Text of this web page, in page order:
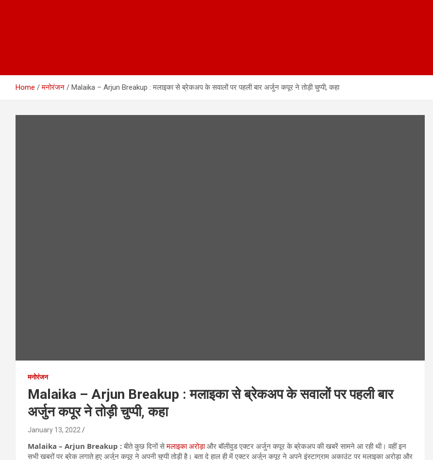
Home मनोरंजन Malaika – Arjun Breakup : मलाइका से ब्रेकअप के सवालों पर पहली बार अर्जुन कपूर ने तोड़ी चुप्पी, कहा
मनोरंजन
Malaika – Arjun Breakup : मलाइका से ब्रेकअप के सवालों पर पहली बार
अर्जुन कपूर ने तोड़ी चुप्पी, कहा
January 13, 2022
Malaika – Arjun Breakup :बीते कुछ दिनों सेमलाइका अरोड़ाऔर बॉलीवुड एक्टर अर्जुन कपूर के ब्रेकअप की खबरें सामने आ रही थी। वहीं इन
सभी खबरों पर ब्रेक लगाते हुए अर्जुन कपूर ने अपनी चुप्पी तोड़ी है। बता दे हाल ही में एक्टर अर्जुन कपूर ने अपने इंस्टाग्राम अकाउंट पर मलाइका अरोड़ा और